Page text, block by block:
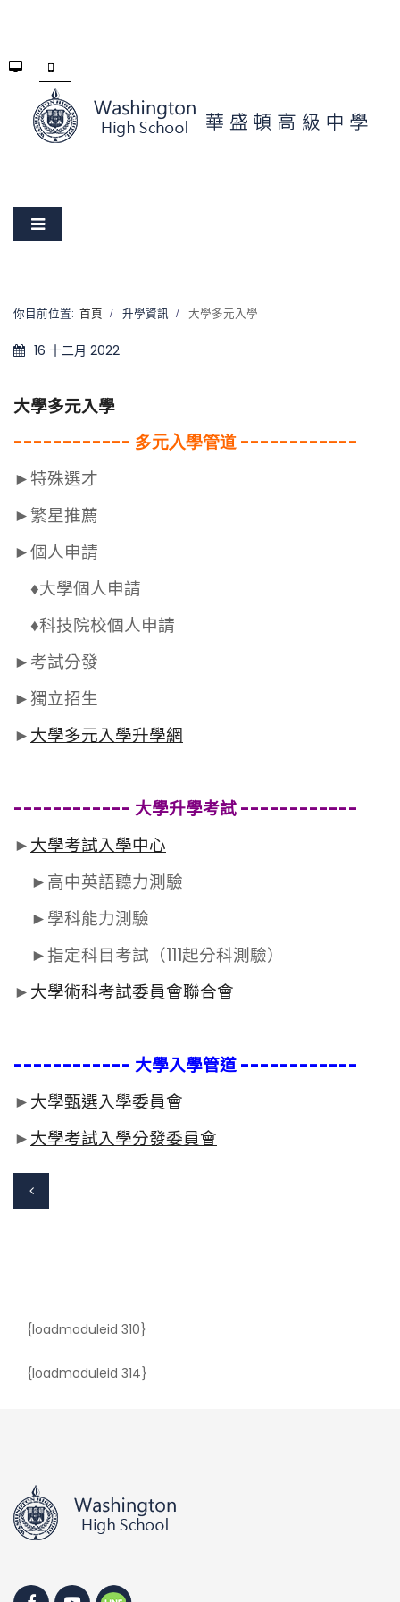
你目前位置: 首頁 升學資訊 大學多元入學
16 十二月 2022
大學多元入學
------------ 多元入學管道------------
►特殊選才
►繁星推薦
►個人申請
♦大學個人申請
♦科技院校個人申請
►考試分發
►獨立招生
►大學多元入學升學網
------------ 大學升學考試------------
►大學考試入學中心
►高中英語聽力測驗
►學科能力測驗
►指定科目考試（111起分科測驗）
►大學術科考試委員會聯合會
------------ 大學入學管道------------
►大學甄選入學委員會
►大學考試入學分發委員會
{loadmoduleid 310}
{loadmoduleid 314}